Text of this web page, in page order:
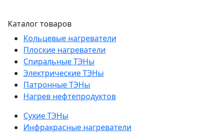
Каталог товаров
Кольцевые нагреватели
Плоские нагреватели
Спиральные ТЭНы
Электрические ТЭНы
Патронные ТЭНы
Нагрев нефтепродуктов
Сухие ТЭНы
Инфракрасные нагреватели